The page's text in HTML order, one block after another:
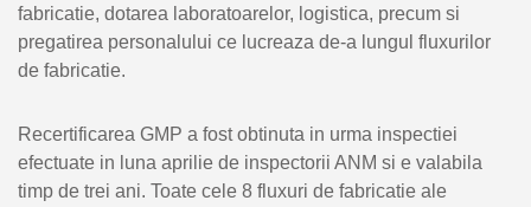
fabricatie, dotarea laboratoarelor, logistica, precum si
pregatirea personalului ce lucreaza de-a lungul fluxurilor
de fabricatie.
Recertificarea GMP a fost obtinuta in urma inspectiei
efectuate in luna aprilie de inspectorii ANM si e valabila
timp de trei ani. Toate cele 8 fluxuri de fabricatie ale